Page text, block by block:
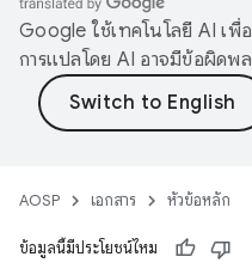
Google ใช้เทคโนโลยี AI เ
การแปลโดย AI อาจมีข้อผิดพล
AOSP เอกสาร หัวข้อหลัก
ข้อมูลนี้มีประโยชน์ไหม